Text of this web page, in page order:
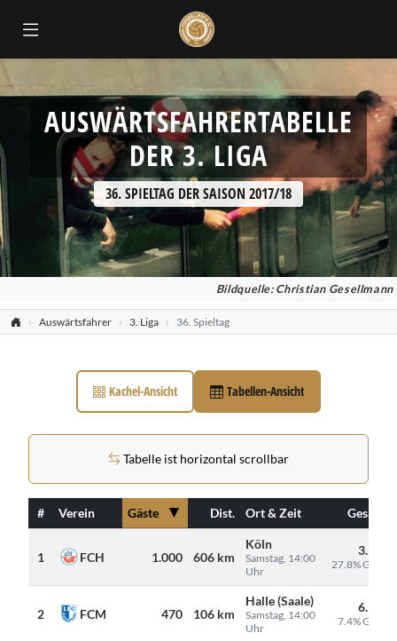
AUSWÄRTSFAHRERTABELLE
DER 3. LIGA
36. SPIELTAG DER SAISON 2017/18
Bildquelle: Christian Gesellmann
Auswärtsfahrer 3. Liga 36. Spieltag
Kachel-Ansicht Tabellen-Ansicht
Tabelle ist horizontal scrollbar
# Verein Gäste ▼ Dist. Ort & Zeit Gesamt
1 FCH 1.000 606 km
Köln
Samstag, 14:00
Uhr
3.598
27.8% Gäste
2 FCM 470 106 km
Halle (Saale)
Samstag, 14:00
Uhr
6.321
7.4% Gäste